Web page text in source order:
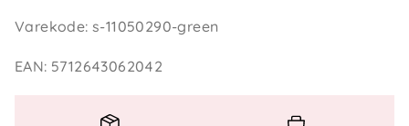
innvendig lomme som gjør det enklere å holde
Elastiske nettinglommer på sidene og en fleksibel
Varekode:s-11050290-green
EAN: 5712643062042